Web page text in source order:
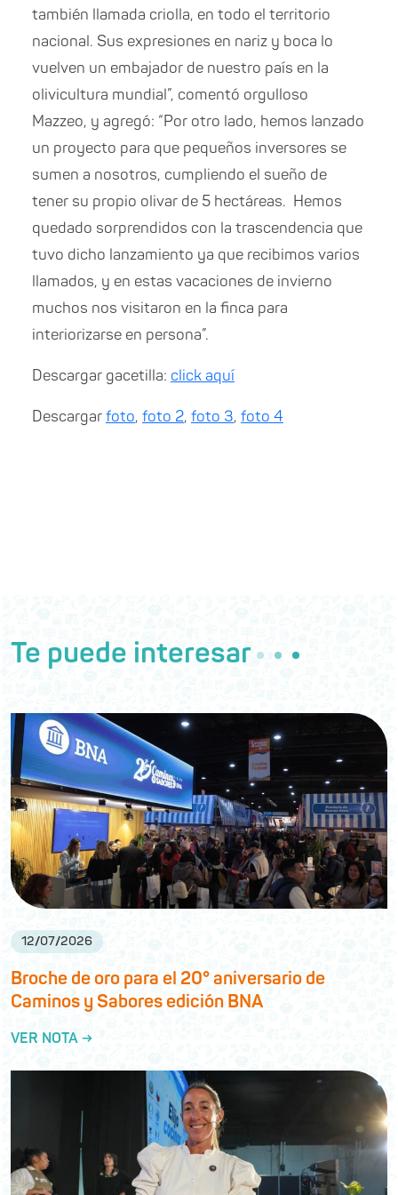
también llamada criolla, en todo el territorio
nacional. Sus expresiones en nariz y boca lo
vuelven un embajador de nuestro país en la
olivicultura mundial”, comentó orgulloso
Mazzeo, y agregó: “Por otro lado, hemos lanzado
un proyecto para que pequeños inversores se
sumen a nosotros, cumpliendo el sueño de
tener su propio olivar de 5 hectáreas. Hemos
quedado sorprendidos con la trascendencia que
tuvo dicho lanzamiento ya que recibimos varios
llamados, y en estas vacaciones de invierno
muchos nos visitaron en la finca para
interiorizarse en persona”.
Descargar gacetilla: click aquí
Descargarfoto, foto 2, foto 3, foto 4
Te puede interesar
12/07/2026
Broche de oro para el 20° aniversario de
Caminos y Sabores edición BNA
VER NOTA →